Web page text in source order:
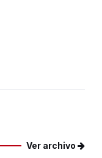
Ver archivo